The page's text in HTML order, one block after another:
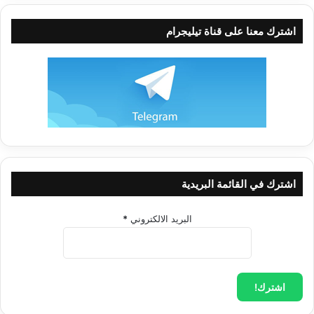
ولا يشعرون بذلك الجحيم.
وإذا أردت أن يتوضّح لك حال هؤلاء، وأن تتعرف إلى ما صاروا إليه،
فتصوَّر رجلاً جُنَّ جنونه وزال إدراكه ووعيه، وإلى جانب هذا الحال
النفسي الذي نزل به، أصابه مرض جسمي ذهب بحسِّه وشعوره، فهل
تظن أن هذا الإنسان المجنون المريض يشعر بخطر النار إذا أصابت
أحد أطرافه، أم هل يأبه لها إذا رآها تأكل جسمه وتتلهَّب فيه، أقول:
وكذلك الأمر فيمن جُنَّ جنونه بمحبة الدنيا وألهاه التكاثر فيها، تراه
ينغمس في الموبقات ويتردّى في المنكرات، ويلوِّث نفسه بأرجاس
الدناءة والانحطاط، لكنه بسبب بعده عن ربه، وموت قلبه بالإعراض
عن خالقه لا يرى ما هو فيه من دناءة، ولا يشعر بما هو فيه من
انحطاط بل يزيَّنُ له سوء عمله فيراه حسناً، وهو لا يعلم ما هو فيه من
اشترك معنا على قناة تيليجرام
اشترك في القائمة البريدية
البريد الالكتروني *